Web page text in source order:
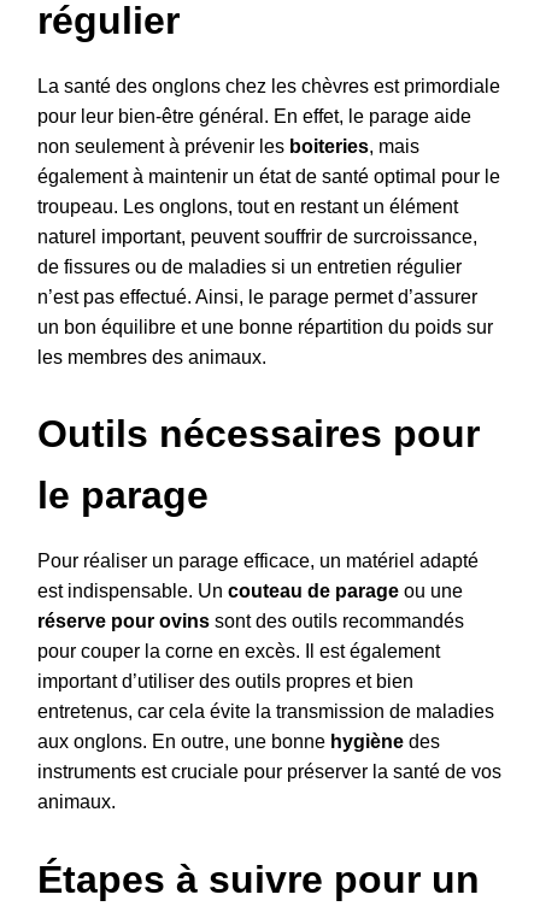
régulier
La santé des onglons chez les chèvres est primordiale
pour leur bien-être général. En effet, le parage aide
non seulement à prévenir les boiteries, mais
également à maintenir un état de santé optimal pour le
troupeau. Les onglons, tout en restant un élément
naturel important, peuvent souffrir de surcroissance,
de fissures ou de maladies si un entretien régulier
n’est pas effectué. Ainsi, le parage permet d’assurer
un bon équilibre et une bonne répartition du poids sur
les membres des animaux.
Outils nécessaires pour
le parage
Pour réaliser un parage efficace, un matériel adapté
est indispensable. Un couteau de parage ou une
réserve pour ovins sont des outils recommandés
pour couper la corne en excès. Il est également
important d’utiliser des outils propres et bien
entretenus, car cela évite la transmission de maladies
aux onglons. En outre, une bonne hygiène des
instruments est cruciale pour préserver la santé de vos
animaux.
Étapes à suivre pour un